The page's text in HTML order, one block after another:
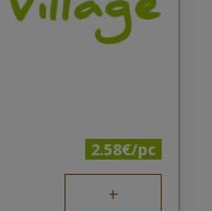
2.58€/pc
+